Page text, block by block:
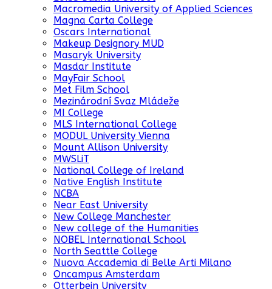
Macromedia University of Applied Sciences
Magna Carta College
Oscars International
Makeup Designory MUD
Masaryk University
Masdar Institute
MayFair School
Met Film School
Mezinárodní Svaz Mládeže
MI College
MLS International College
MODUL University Vienna
Mount Allison University
MWSLiT
National College of Ireland
Native English Institute
NCBA
Near East University
New College Manchester
New college of the Humanities
NOBEL International School
North Seattle College
Nuova Accademia di Belle Arti Milano
Oncampus Amsterdam
Otterbein University